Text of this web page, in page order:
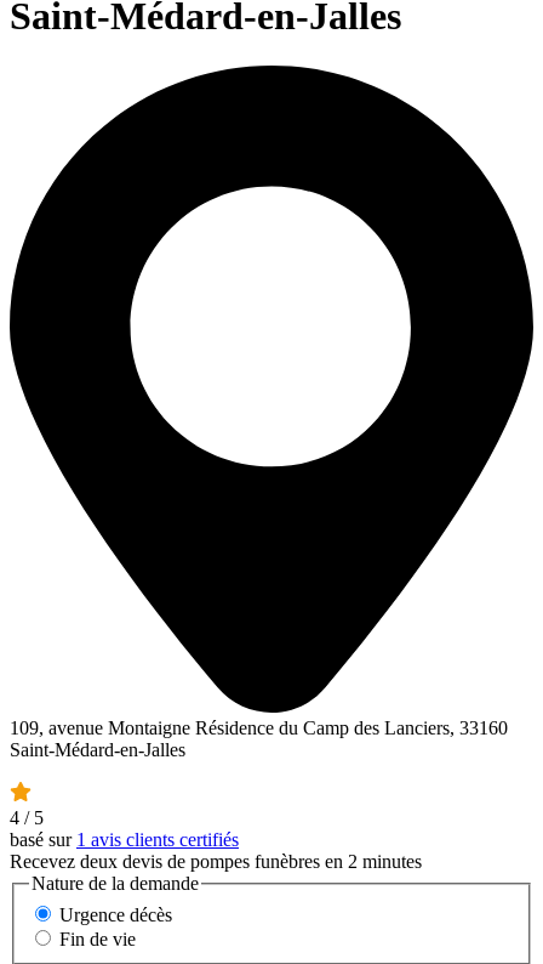
Saint-Médard-en-Jalles
109, avenue Montaigne Résidence du Camp des Lanciers, 33160
Saint-Médard-en-Jalles
4 / 5
basé sur 1 avis clients certifiés
Recevez deux devis de pompes funèbres en 2 minutes
Nature de la demande
Urgence décès
Fin de vie